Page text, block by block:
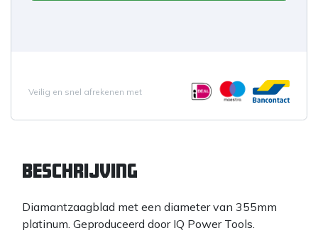
Veilig en snel afrekenen met
Beschrijving
Diamantzaagblad met een diameter van 355mm
platinum. Geproduceerd door IQ Power Tools.